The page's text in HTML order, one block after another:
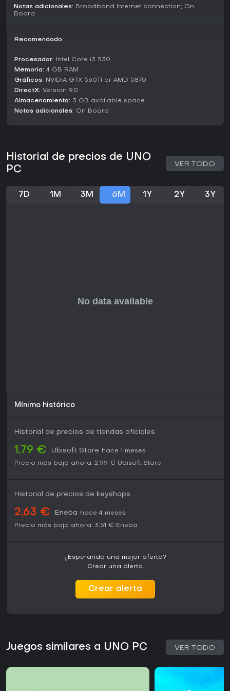
un 44% positivo de 194 opiniones. Sigue atrayendo con
pruebas semanales Happy Hour que dejan probar
Si te gustan los juegos de cartas ligeros y rápidos con
sobre todo en multijugador. Es ideal para jugadores
casuales que buscan partidas fáciles de aprender pero
caóticas y entretenidas con amigos, aunque quienes
Notas adicionales: Broadband Internet connection; On
Board
Recomendado:
Procesador: Intel Core i3 530
Memoria: 4 GB RAM
Gráficos: NVIDIA GTX 560TI or AMD 5870
DirectX: Version 9.0
Almacenamiento: 3 GB available space
Notas adicionales: On Board
Historial de precios de UNO
PC
VER TODO
7D 1M 3M 6M 1Y 2Y 3Y
Mínimo histórico
Historial de precios de tiendas oficiales
1,79 € Ubisoft Store
hace 1 meses
Precio más bajo ahora: 2,99 € Ubisoft Store
Historial de precios de keyshops
2,63 € Eneba
hace 4 meses
Precio más bajo ahora: 3,51 € Eneba
¿Esperando una mejor oferta?
Crear una alerta.
Crear alerta
Juegos similares a UNO PC VER TODO